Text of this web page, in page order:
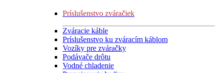
Príslušenstvo zváračiek
Zváracie káble
Príslušenstvo ku zváracím káblom
Vozíky pre zváračky
Podávače drôtu
Vodné chladenie